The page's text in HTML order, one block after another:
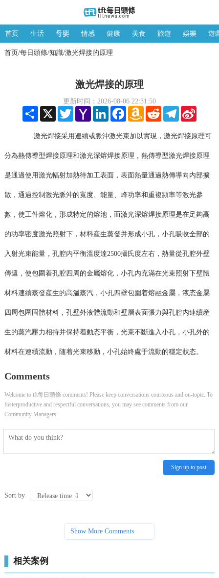
首页 生活 母嬰 情感 健康 美食 旅遊 娛樂 遊
首页/每日頭條/知識/激光焊接的原理
激光焊接的原理
更新时间：2026-08-06 22:31:50
Share X TwitterYahoo
Mail
LinkedInFacebookAmazon
Wish
RedditTelegramSina
激光焊接采用連續或脈沖激光束加以實現，激光焊接原理可
分為熱傳導型焊接原理和激光深熔焊接原理，熱傳導型激光焊接原理
是通過使用激光輻射加熱待加工表面，表面熱量通過熱傳導向内部擴
散，通過控制激光脈沖的寬度、能量、峰功率和重複頻率等激光參
數，使工件熔化，形成特定的熔池，而激光深熔焊接原理是在足夠高
的功率密度激光照射下，材料産生蒸發并形成小孔，小孔吸收全部的
入射光束能量，孔腔内平衡溫度達2500攝氏度左右，熱量從孔腔外壁
傳遞，使包圍着孔腔四周的金屬熔化，小孔内充滿在光束照射下壁體
材料連續蒸發産生的高溫蒸汽，小孔四壁包圍着熔融金屬，液态金屬
四周包圍固體材料，孔壁外液體流動和壁層表面張力與孔腔内連續産
生的蒸汽壓力相持并保持着動态平衡，光束不斷進入小孔，小孔外的
材料在連續流動，随着光束移動，小孔始終處于流動的穩定狀态。
Comments
Welcome to tft每日頭條 comments! Please keep conversations courteous and on-topic. To
fosterproductive and respectful conversations, you may see comments from our
Community Managers.
Sign up to post
Sort by
Show More Comments
相关案例